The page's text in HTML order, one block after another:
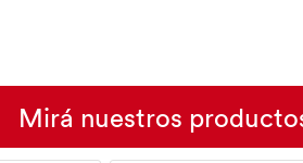
Mirá nuestros